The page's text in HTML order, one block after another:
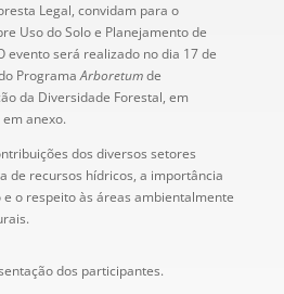
Legal, convidam para o
Uso do Solo e Planejamento de
evento será realizado no dia 17 de
ProgramaArboretumde
da Diversidade Forestal, em
anexo.
dos diversos setores
de recursos hídricos, a importância
o respeito às áreas ambientalmente
dos participantes.